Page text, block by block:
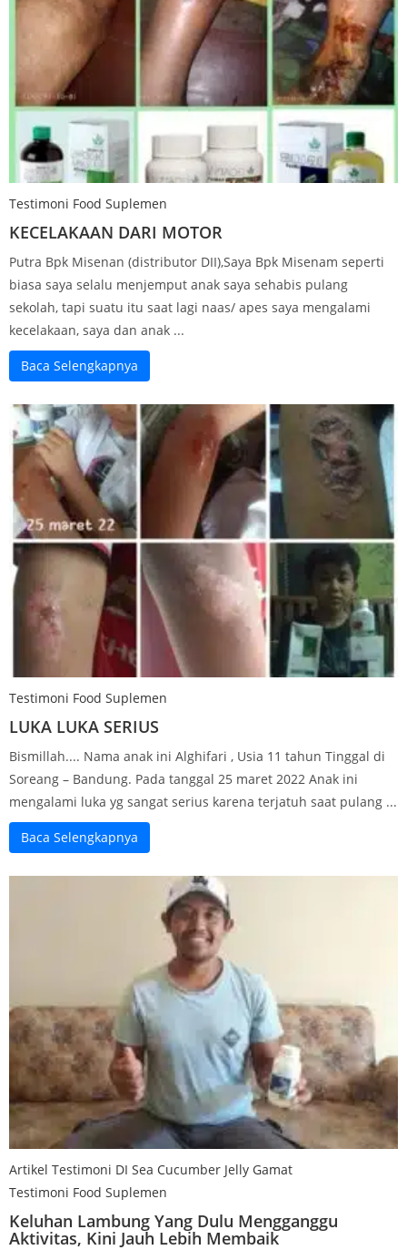
Testimoni Food Suplemen
KECELAKAAN DARI MOTOR
Putra Bpk Misenan (distributor DII),Saya Bpk Misenam seperti
biasa saya selalu menjemput anak saya sehabis pulang
sekolah, tapi suatu itu saat lagi naas/ apes saya mengalami
kecelakaan, saya dan anak ...
Baca Selengkapnya
Testimoni Food Suplemen
LUKA LUKA SERIUS
Bismillah.... Nama anak ini Alghifari , Usia 11 tahun Tinggal di
Soreang – Bandung. Pada tanggal 25 maret 2022 Anak ini
mengalami luka yg sangat serius karena terjatuh saat pulang ...
Baca Selengkapnya
Artikel Testimoni DI Sea Cucumber​ Jelly Gamat
Testimoni Food Suplemen
Keluhan Lambung Yang Dulu Mengganggu
Aktivitas, Kini Jauh Lebih Membaik